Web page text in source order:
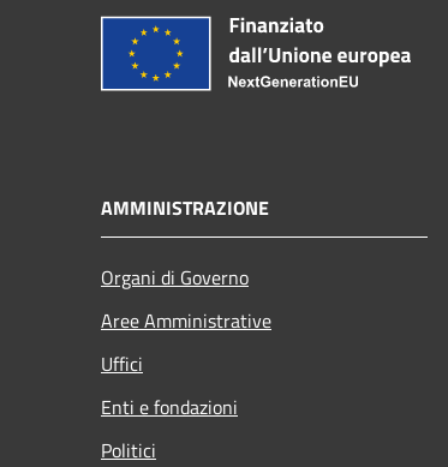
AMMINISTRAZIONE
Organi di Governo
Aree Amministrative
Uffici
Enti e fondazioni
Politici